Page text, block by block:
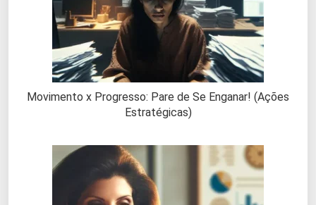
Movimento x Progresso: Pare de Se Enganar! (Ações
Estratégicas)